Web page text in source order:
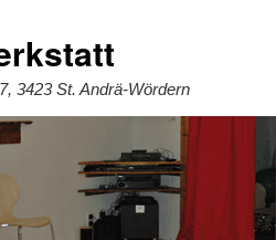
3423 St. Andrä-Wördern